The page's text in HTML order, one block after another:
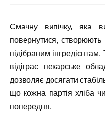
Смачну випічку, яка
повернутися,
підібраним
відіграє пекарське
дозволяє досягати
що кожна партія хліба
попередня.